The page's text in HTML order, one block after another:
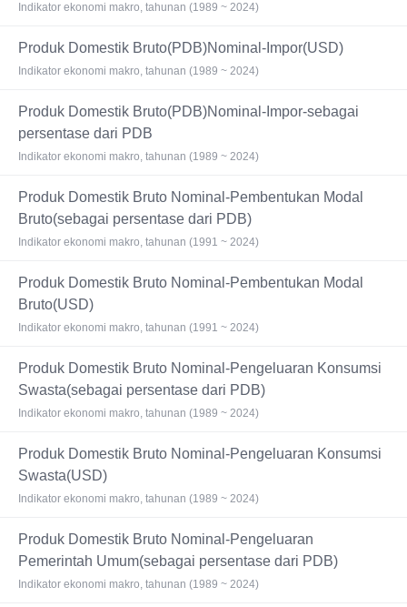
Indikator ekonomi makro, tahunan (1989 ~ 2024)
Produk Domestik Bruto(PDB)Nominal-Impor(USD)
Indikator ekonomi makro, tahunan (1989 ~ 2024)
Produk Domestik Bruto(PDB)Nominal-Impor-sebagai
persentase dari PDB
Indikator ekonomi makro, tahunan (1989 ~ 2024)
Produk Domestik Bruto Nominal-Pembentukan Modal
Bruto(sebagai persentase dari PDB)
Indikator ekonomi makro, tahunan (1991 ~ 2024)
Produk Domestik Bruto Nominal-Pembentukan Modal
Bruto(USD)
Indikator ekonomi makro, tahunan (1991 ~ 2024)
Produk Domestik Bruto Nominal-Pengeluaran Konsumsi
Swasta(sebagai persentase dari PDB)
Indikator ekonomi makro, tahunan (1989 ~ 2024)
Produk Domestik Bruto Nominal-Pengeluaran Konsumsi
Swasta(USD)
Indikator ekonomi makro, tahunan (1989 ~ 2024)
Produk Domestik Bruto Nominal-Pengeluaran
Pemerintah Umum(sebagai persentase dari PDB)
Indikator ekonomi makro, tahunan (1989 ~ 2024)